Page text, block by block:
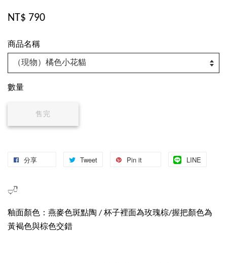
NT$ 790
商品名稱
數量
售完
分享 Tweet Pin it LINE
𓂑𓎹
釉面顏色：燕麥色斑點陶 / 杯子裡面為玫瑰棕/握把顏色為
黃褐色與棕色交錯